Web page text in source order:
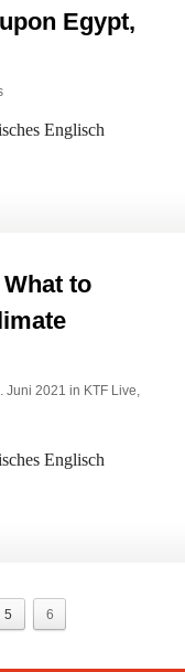
Egypt,
Englisch
to
Juni 2021 in KTF Live,
Englisch
5 6